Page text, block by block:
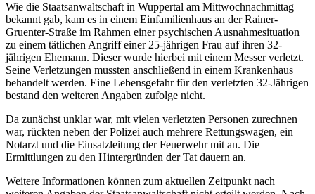
Wie die Staatsanwaltschaft in Wuppertal am Mittwochnachmittag
bekannt gab, kam es in einem Einfamilienhaus an der Rainer-
Gruenter-Straße im Rahmen einer psychischen Ausnahmesituation
zu einem tätlichen Angriff einer 25-jährigen Frau auf ihren 32-
jährigen Ehemann. Dieser wurde hierbei mit einem Messer verletzt.
Seine Verletzungen mussten anschließend in einem Krankenhaus
behandelt werden. Eine Lebensgefahr für den verletzten 32-Jährigen
bestand den weiteren Angaben zufolge nicht.
Da zunächst unklar war, mit vielen verletzten Personen zurechnen
war, rückten neben der Polizei auch mehrere Rettungswagen, ein
Notarzt und die Einsatzleitung der Feuerwehr mit an. Die
Ermittlungen zu den Hintergründen der Tat dauern an.
Weitere Informationen können zum aktuellen Zeitpunkt nach